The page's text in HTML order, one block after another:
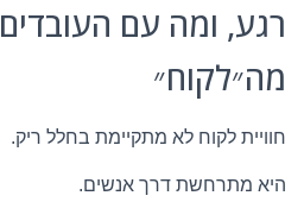
רגע, ומה עם
מה״לקוח״
חוויית לקוח לא מתקיימת בחלל ריק.
היא מתרחשת דרך אנשים.